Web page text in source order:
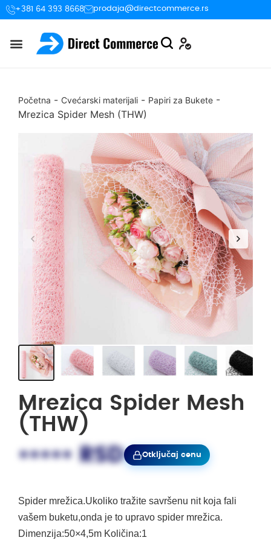
+381 64 393 8668 prodaja@directcommerce.rs
Početna - Cvećarski materijali - Papiri za Bukete -
Mrezica Spider Mesh (THW)
Mrezica Spider Mesh
(THW)
••••• RSD Otključaj cenu
Spider mrežica.Ukoliko tražite savršenu nit koja fali
vašem buketu,onda je to upravo spider mrežica.
Dimenzija:50×4,5m Količina:1